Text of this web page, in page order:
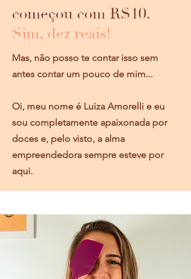
começou com R$10.
Sim, dez reais!
Mas, não posso te contar isso sem
antes contar um pouco de mim...
Oi, meu nome é Luiza Amorelli e eu
sou completamente apaixonada por
doces e, pelo visto, a alma
empreendedora sempre esteve por
aqui.